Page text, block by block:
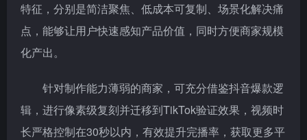
特征，分别是简洁聚焦、低成本可复制、场景化解决痛
点，能够让用户快速感知产品价值，同时方便商家规模
化产出。
针对制作能力薄弱的商家，可充分借鉴抖音爆款逻
辑，进行像素级复刻并迁移到TikTok验证效果，视频时
长严格控制在30秒以内，有效提升完播率，获取更多平